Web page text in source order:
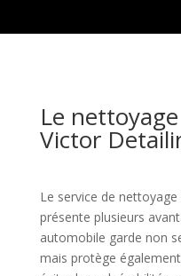
Le
Victor
Le service de
présente plusieurs
automobile garde non
mais protège